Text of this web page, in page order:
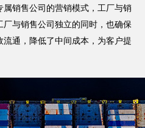
属销售公司的营销模式，工厂与销
与销售公司独立的同时，也确保
通，降低了中间成本，为客户提